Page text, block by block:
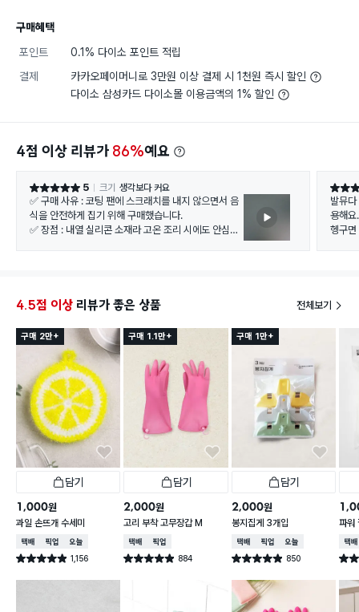
구매혜택
포인트
0.1% 다이소 포인트 적립
결제
카카오페이머니로 3만원 이상 결제 시 1천원 즉시 할인
다이소 삼성카드 다이소몰 이용금액의 1% 할인
4점 이상 리뷰가 86%예요
별점 5점 5 크기 생각보다 커요
✅ 구매 사유 : 코팅 팬에 스크래치를 내지 않으면서 음
식을 안전하게 집기 위해 구매했습니다.
✅ 장점 : 내열 실리콘 소재라 고온 조리 시에도 안심이
별점 5
발뮤
용해요
헹구면
4.5점 이상 리뷰가 좋은 상품 전체보기
구매 2만+
담기
1,000원
과일 손뜨개 수세미
택배배송매장픽업오늘배송
별점 4.9점 1,156
건 작성
구매 1.1만+
담기
2,000원
고리 부착 고무장갑 M
택배배송매장픽업
별점 4.9점 884
건 작성
구매 1만+
담기
2,000원
봉지집게 3개입
택배배송매장픽업오늘배송
별점 4.9점 850
건 작성
파워
택배
별점